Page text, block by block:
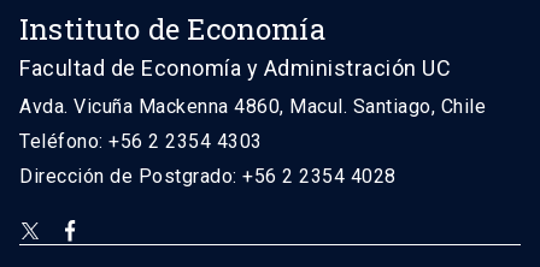
Instituto de Economía
Facultad de Economía y Administración UC
Avda. Vicuña Mackenna 4860, Macul. Santiago, Chile
Teléfono: +56 2 2354 4303
Dirección de Postgrado: +56 2 2354 4028